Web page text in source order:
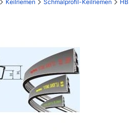
Keilriemen Schmalprofil-Keilriemen HB